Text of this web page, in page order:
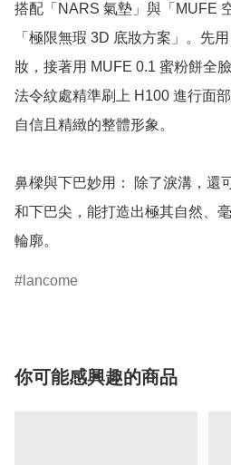
搭配「NARS 氣墊」與「MUFE
「極限無瑕 3D 底妝方案」。先
妝，接著用 MUFE 0.1 蜜粉餅全
法令紋處精準刷上 H100 進行面
自信且精緻的整體形象。
鼻樑與下巴妙用： 除了淚溝，還
和下巴尖，能打造出極其自然、
輪廓。
lancome
你可能感興趣的商品